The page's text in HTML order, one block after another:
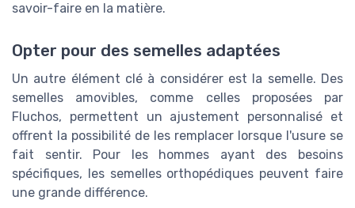
savoir-faire en la matière.
Opter pour des semelles adaptées
Un autre élément clé à considérer est la semelle. Des
semelles amovibles, comme celles proposées par
Fluchos, permettent un ajustement personnalisé et
offrent la possibilité de les remplacer lorsque l'usure se
fait sentir. Pour les hommes ayant des besoins
spécifiques, les semelles orthopédiques peuvent faire
une grande différence.